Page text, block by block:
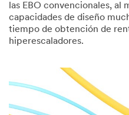
las EBO convencionales, al
capacidades de diseño
tiempo de obtención de
hiperescaladores.